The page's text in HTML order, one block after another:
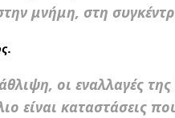
μνήμη, στη
οι εναλλαγές της
είναι καταστάσεις